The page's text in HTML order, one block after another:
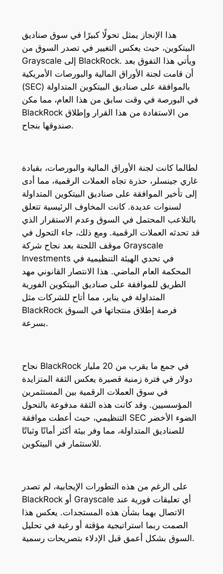
هذا الإنجاز يمثل تحولًا كبيرًا في سوق صناديق
البيتكوين، حيث يعكس التغيير في تصدر السوق من
Grayscale إلى BlackRock. ويأتي هذا التفوق بعد
أن قامت لجنة الأوراق المالية والبورصات الأمريكية
(SEC) بالموافقة على صناديق البيتكوين المتداولة
في البورصة في وقت سابق من هذا العام، مما مكن
BlackRock من الاستفادة من هذا القرار وإطلاق
صندوقها بنجاح.
لطالما كانت لجنة الأوراق المالية والبورصات، بقيادة
غاري جينسلر، حذرة تجاه العملات الرقمية، مما أدى
إلى تأخير الموافقة على صناديق البيتكوين المتداولة
لسنوات عديدة. كانت المخاوف الرئيسية تتعلق
بالتلاعب المحتمل في السوق وعدم الاستقرار الذي
قد تحدثه العملات الرقمية. ومع ذلك، جاء التحول في
موقف اللجنة بعد نجاح شركة Grayscale
Investments في تحدي الهيئة التنظيمية في
المحكمة العام الماضي. هذا الانتصار القانوني مهد
الطريق للموافقة على صناديق البيتكوين الفورية
المتداولة في يناير، مما أتاح للشركات مثل
BlackRock فرصة إطلاق منتجاتها في السوق
بسرعة.
نجاح BlackRock في جمع ما يقرب من 20 مليار
دولار في فترة زمنية قصيرة يعكس الثقة المتزايدة
في سوق العملات الرقمية بين المستثمرين
المؤسسيين. وقد كانت هذه الثقة مدفوعة بالتحول
التنظيمي، حيث أعطت موافقة SEC الضوء الأخضر
للصناديق المتداولة، مما وفر بيئة أكثر أمانًا وثباتًا
للاستثمار في البيتكوين.
على الرغم من هذه التطورات الإيجابية، لم تصدر
BlackRock أو Grayscale أي تعليقات فورية عند
الاتصال بهما بشأن هذه المستجدات. يعكس هذا
الصمت ربما استراتيجية مؤقتة أو رغبة في تحليل
السوق بشكل أعمق قبل الإدلاء بتصريحات رسمية.